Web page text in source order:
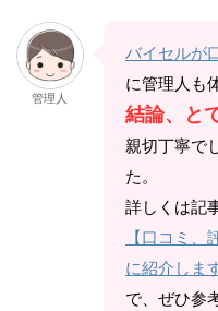
管理人
バイセルが
に管理人も
結論、と
親切丁寧で
た。
詳しくは記
【口コミ
に紹介しま
で、ぜひ参